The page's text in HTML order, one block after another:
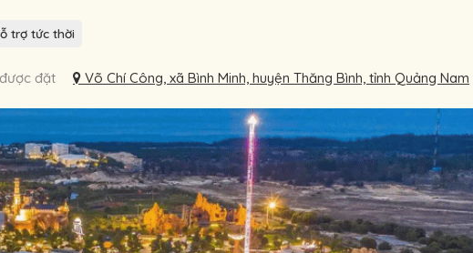
trợ tức thời
đặt Võ Chí Công, xã Bình Minh, huyện Thăng Bình, tỉnh Quảng Nam